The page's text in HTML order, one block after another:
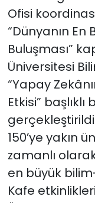
Ofisi
“Dünyanın
Buluşması”
Üniversitesi
“Yapay
Etkisi” başlıklı
150’ye yakın
zamanlı
en büyük
Kafe